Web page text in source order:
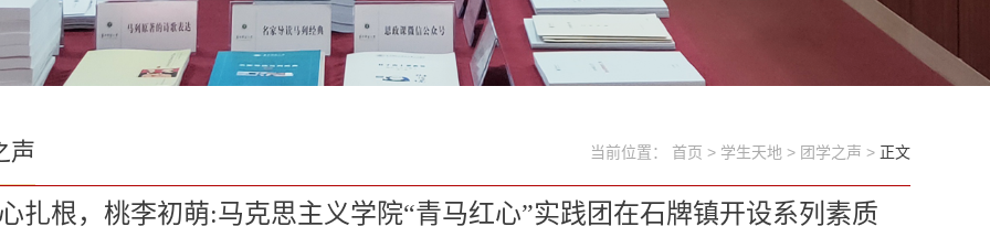
声 当前位置： 首页 > 学生天地 > 团学之声 > 正文
扎根，桃李初萌:马克思主义学院“青马红心”实践团在石牌镇开设系列素质